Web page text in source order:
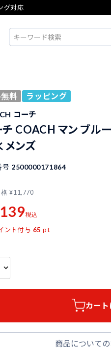
グ対応
料
ラッピング
コーチ
チ COACH マン ブル
メンズ
号 2500000171864
¥11,770
税込
ント付与 65 pt
カート
商品について